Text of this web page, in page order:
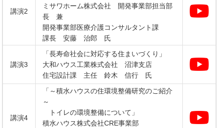
講演2
ミサワホーム株式会社 開発事業部担当部
長 兼
開発事業部医療介護コンサルタント課
課長 安藤 治郎 氏
講演3
「長寿命社会に対応する住まいづくり」
大和ハウス工業株式会社 沼津支店
住宅設計課 主任 鈴木 信行 氏
講演4
「～積水ハウスの住環境整備研究のご紹介
～
トイレの環境整備について」
積水ハウス株式会社CRE事業部